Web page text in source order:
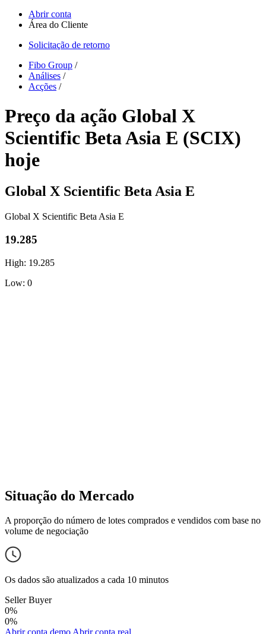
Abrir conta
Área do Cliente
Solicitação de retorno
Fibo Group /
Análises /
Acções /
Preço da ação Global X
Scientific Beta Asia E (SCIX)
hoje
Global X Scientific Beta Asia E
Global X Scientific Beta Asia E
19.285
High: 19.285
Low: 0
Situação do Mercado
A proporção do número de lotes comprados e vendidos com base no
volume de negociação
Os dados são atualizados a cada 10 minutos
Seller Buyer
0%
0%